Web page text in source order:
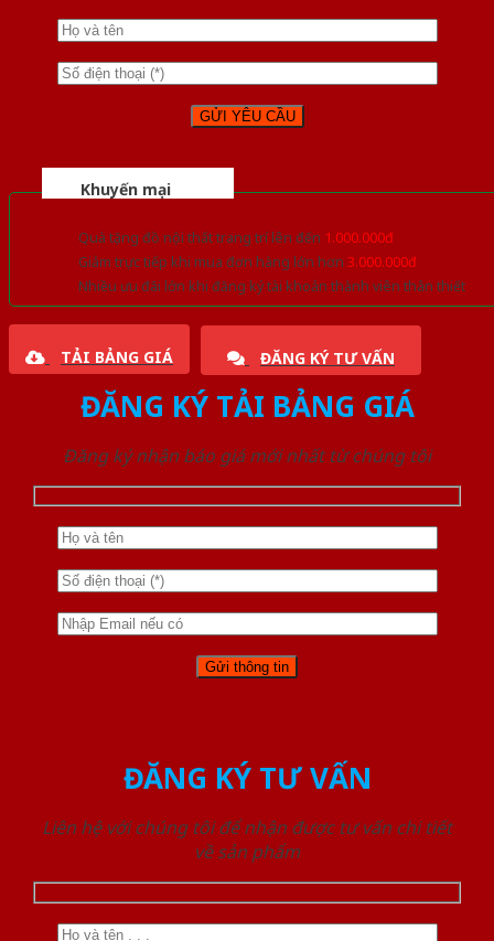
Khuyến mại
Quà tặng đồ nội thất trang trí lên đến 1.000.000đ
Giảm trực tiếp khi mua đơn hàng lớn hơn 3.000.000đ
Nhiều ưu đãi lớn khi đăng ký tài khoản thành viên thân thiết
TẢI BẢNG GIÁ ĐĂNG KÝ TƯ VẤN
ĐĂNG KÝ TẢI BẢNG GIÁ
Đăng ký nhận báo giá mới nhất từ chúng tôi
ĐĂNG KÝ TƯ VẤN
Liên hệ với chúng tôi để nhận được tư vấn chi tiết
về sản phẩm